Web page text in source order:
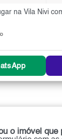
na Vila Nivi
o imóvel que